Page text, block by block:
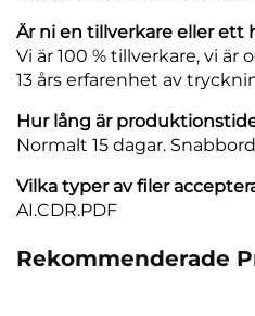
Är ni en tillverkare eller ett
Vi är 100 % tillverkare, vi är
13 års erfarenhet av
Hur lång är
Normalt 15 dagar.
Vilka typer av filer
AI.CDR.PDF
Rekommenderade